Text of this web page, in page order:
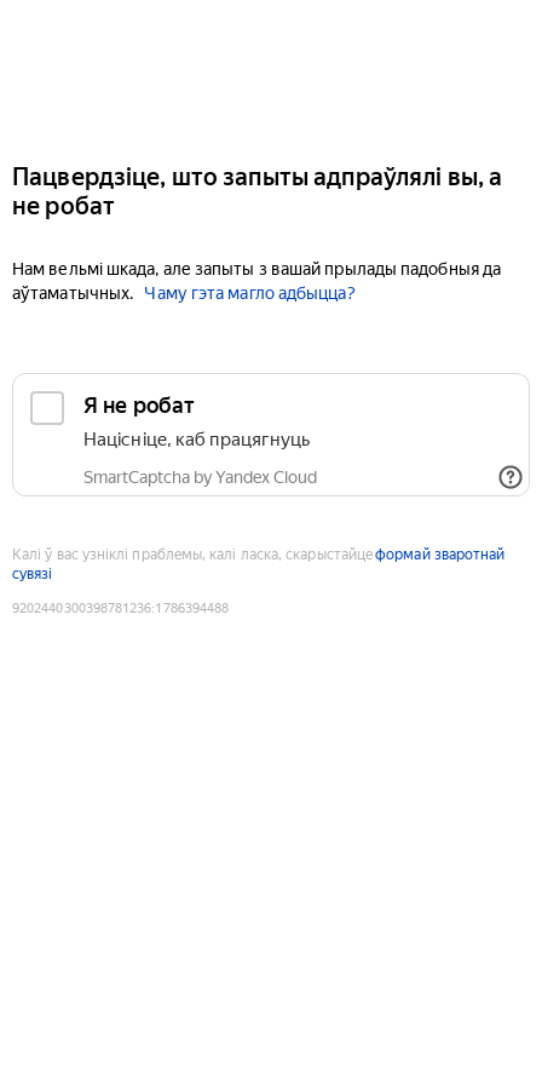
Пацвердзіце, што запыты адпраўлялі вы, а
не робат
Нам вельмі шкада, але запыты з вашай прылады падобныя да
аўтаматычных.
Чаму гэта магло адбыцца?
Я не робат
Націсніце, каб працягнуць
SmartCaptcha by Yandex Cloud
Калі ў вас узніклі праблемы, калі ласка, скарыстайцеформай зваротнай
сувязі
9202440300398781236:1786394488